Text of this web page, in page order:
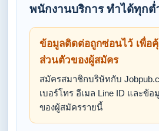
พนักงานบริการ ทำได้ทุกต่
ข้อมูลติดต่อถูกซ่อนไว้ เพื่อ
ส่วนตัวของผู้สมัคร
สมัครสมาชิกบริษัทกับ
เบอร์โทร อีเมล Line ID และข้
ของผู้สมัครรายนี้